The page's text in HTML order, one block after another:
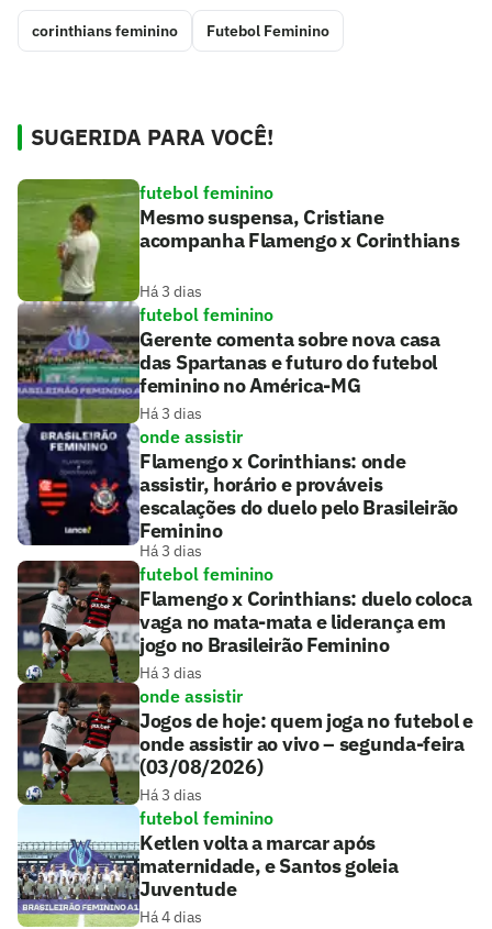
corinthians feminino Futebol Feminino
SUGERIDA PARA VOCÊ!
futebol feminino
Mesmo suspensa, Cristiane
acompanha Flamengo x Corinthians
Há 3 dias
futebol feminino
Gerente comenta sobre nova casa
das Spartanas e futuro do futebol
feminino no América-MG
Há 3 dias
onde assistir
Flamengo x Corinthians: onde
assistir, horário e prováveis
escalações do duelo pelo Brasileirão
Feminino
Há 3 dias
futebol feminino
Flamengo x Corinthians: duelo coloca
vaga no mata-mata e liderança em
jogo no Brasileirão Feminino
Há 3 dias
onde assistir
Jogos de hoje: quem joga no futebol e
onde assistir ao vivo – segunda-feira
(03/08/2026)
Há 3 dias
futebol feminino
Ketlen volta a marcar após
maternidade, e Santos goleia
Juventude
Há 4 dias